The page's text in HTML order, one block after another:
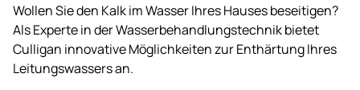
Wollen Sie den Kalk im Wasser Ihres Hauses beseitigen?
Als Experte in der Wasserbehandlungstechnik bietet
Culligan innovative Möglichkeiten zur Enthärtung Ihres
Leitungswassers an.